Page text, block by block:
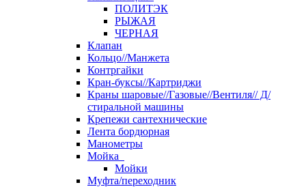
ПОЛИТЭК
РЫЖАЯ
ЧЕРНАЯ
Клапан
Кольцо//Манжета
Контргайки
Кран-буксы//Картриджи
Краны шаровые//Газовые//Вентиля// Д/
стиральной машины
Крепежи сантехнические
Лента бордюрная
Манометры
Мойка
Мойки
Муфта/переходник